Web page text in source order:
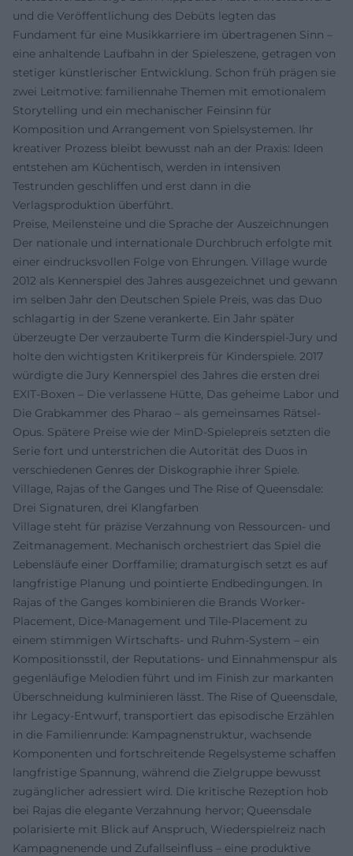
und die Veröffentlichung des Debüts legten das
Fundament für eine Musikkarriere im übertragenen Sinn –
eine anhaltende Laufbahn in der Spieleszene, getragen von
stetiger künstlerischer Entwicklung. Schon früh prägen sie
zwei Leitmotive: familiennahe Themen mit emotionalem
Storytelling und ein mechanischer Feinsinn für
Komposition und Arrangement von Spielsystemen. Ihr
kreativer Prozess bleibt bewusst nah an der Praxis: Ideen
entstehen am Küchentisch, werden in intensiven
Testrunden geschliffen und erst dann in die
Verlagsproduktion überführt.
Preise, Meilensteine und die Sprache der Auszeichnungen
Der nationale und internationale Durchbruch erfolgte mit
einer eindrucksvollen Folge von Ehrungen. Village wurde
2012 als Kennerspiel des Jahres ausgezeichnet und gewann
im selben Jahr den Deutschen Spiele Preis, was das Duo
schlagartig in der Szene verankerte. Ein Jahr später
überzeugte Der verzauberte Turm die Kinderspiel-Jury und
holte den wichtigsten Kritikerpreis für Kinderspiele. 2017
würdigte die Jury Kennerspiel des Jahres die ersten drei
EXIT-Boxen – Die verlassene Hütte, Das geheime Labor und
Die Grabkammer des Pharao – als gemeinsames Rätsel-
Opus. Spätere Preise wie der MinD-Spielepreis setzten die
Serie fort und unterstrichen die Autorität des Duos in
verschiedenen Genres der Diskographie ihrer Spiele.
Village, Rajas of the Ganges und The Rise of Queensdale:
Drei Signaturen, drei Klangfarben
Village steht für präzise Verzahnung von Ressourcen- und
Zeitmanagement. Mechanisch orchestriert das Spiel die
Lebensläufe einer Dorffamilie; dramaturgisch setzt es auf
langfristige Planung und pointierte Endbedingungen. In
Rajas of the Ganges kombinieren die Brands Worker-
Placement, Dice-Management und Tile-Placement zu
einem stimmigen Wirtschafts- und Ruhm-System – ein
Kompositionsstil, der Reputations- und Einnahmen­spur als
gegenläufige Melodien führt und im Finish zur markanten
Überschneidung kulminieren lässt. The Rise of Queensdale,
ihr Legacy-Entwurf, transportiert das episodische Erzählen
in die Familienrunde: Kampagnenstruktur, wachsende
Komponenten und fortschreitende Regelsysteme schaffen
langfristige Spannung, während die Zielgruppe bewusst
zugänglicher adressiert wird. Die kritische Rezeption hob
bei Rajas die elegante Verzahnung hervor; Queensdale
polarisierte mit Blick auf Anspruch, Wiederspielreiz nach
Kampagnenende und Zufallseinfluss – eine produktive